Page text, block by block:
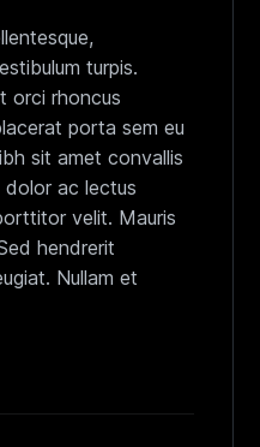
turpis.
orci rhoncus
porta sem eu
sit amet convallis
ac lectus
velit. Mauris
hendrerit
Nullam et